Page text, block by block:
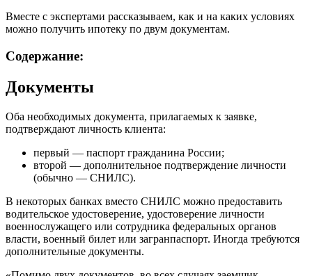
Вместе с экспертами рассказываем, как и на каких условиях
можно получить ипотеку по двум документам.
Cодержание:
Документы
Оба необходимых документа, прилагаемых к заявке,
подтверждают личность клиента:
первый — паспорт гражданина России;
второй — дополнительное подтверждение личности
(обычно — СНИЛС).
В некоторых банках вместо СНИЛС можно предоставить
водительское удостоверение, удостоверение личности
военнослужащего или сотрудника федеральных органов
власти, военный билет или загранпаспорт. Иногда требуются
дополнительные документы.